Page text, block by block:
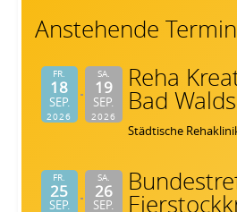
Anstehende
FR.
18
SEP.
2026
SA.
19
SEP.
2026
Reha
Bad
Städtische
FR.
25
SEP.
SA.
26
SEP.